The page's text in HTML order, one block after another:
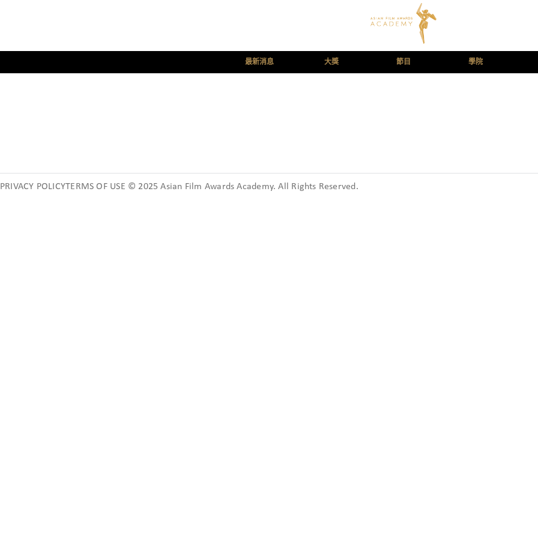
最新消息 大獎 節目 學院
PRIVACY POLICYTERMS OF USE © 2025 Asian Film Awards Academy. All Rights Reserved.